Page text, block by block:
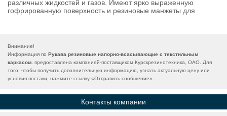
различных жидкостей и газов. Имеют ярко выраженную
гофрированную поверхность и резиновые манжеты для
Внимание!
Информация по Рукава резиновые напорно-всасывающие с текстильным
каркасом. предоставлена компанией-поставщиком Курскрезинотехника, ОАО. Для
того, чтобы получить дополнительную информацию, узнать актуальную цену или
условия постаки, нажмите ссылку «Отправить сообщение».
Контакты компании